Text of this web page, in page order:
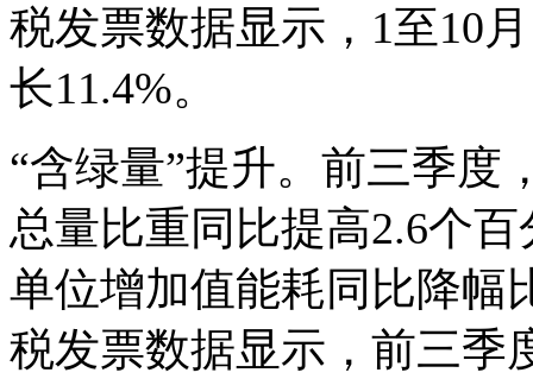
税发票数据显示，1至10
长11.4%。
“含绿量”提升。前三季度
总量比重同比提高2.6个
单位增加值能耗同比降幅
税发票数据显示，前三季